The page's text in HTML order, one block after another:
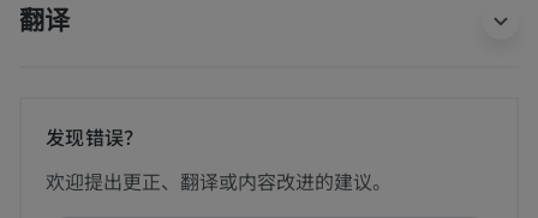
翻译
发现错误？
欢迎提出更正、翻译或内容改进的建议。